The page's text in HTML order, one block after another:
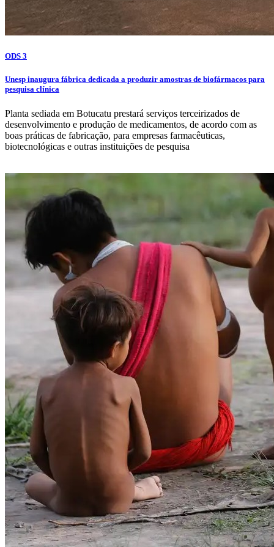
ODS 3
Unesp inaugura fábrica dedicada a produzir amostras de biofármacos para
pesquisa clínica
Planta sediada em Botucatu prestará serviços terceirizados de
desenvolvimento e produção de medicamentos, de acordo com as
boas práticas de fabricação, para empresas farmacêuticas,
biotecnológicas e outras instituições de pesquisa